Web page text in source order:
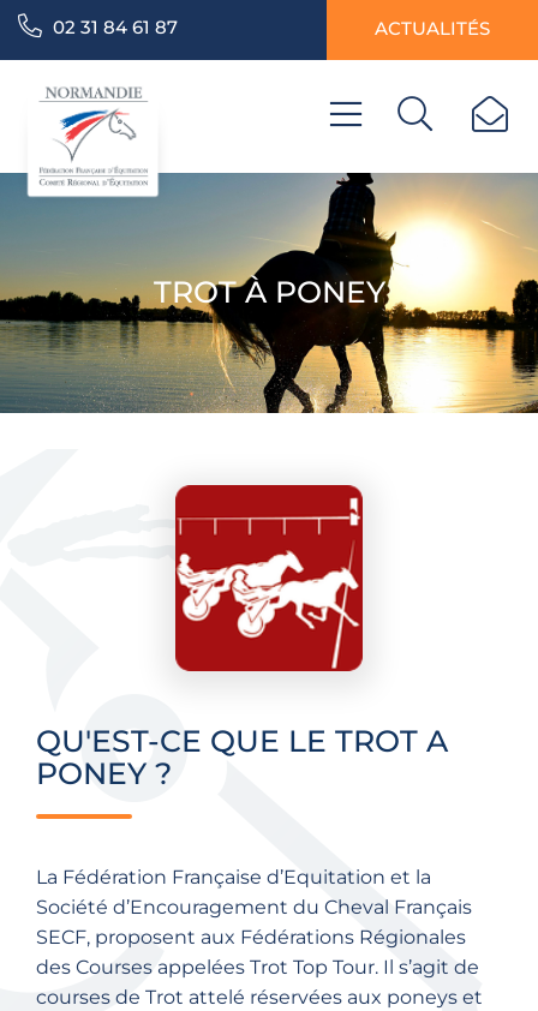
02 31 84 61 87 ACTUALITÉS
TROT À PONEY
QU'EST-CE QUE LE TROT A
PONEY ?
La Fédération Française d’Equitation et la
Société d’Encouragement du Cheval Français
SECF, proposent aux Fédérations Régionales
des Courses appelées Trot Top Tour. Il s’agit de
courses de Trot attelé réservées aux poneys et